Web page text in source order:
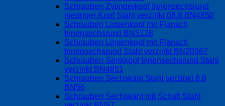
Schrauben Zylinderkopf Innensechsrund
niedriger Kopf Stahl verzinkt 08.8 BN4850
Schrauben Linsenkopf mit Flansch
Innensechsrund BN5128
Schrauben Linsenkopf mit Flansch
Innensechsrund Stahl verzinkt BN20367
Schrauben Senkkopf Innensechsrund Stahl
verzinkt BN4851
Schrauben Sechskant Stahl verzinkt 8.8
BN56
Schrauben Sechskant mit Schaft Stahl